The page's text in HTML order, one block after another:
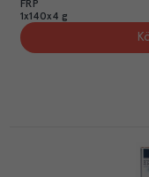
FRP
1x140x4 g